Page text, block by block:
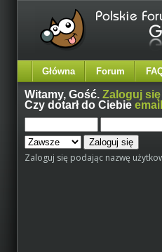
Główna Forum
Witamy, Gość. Zaloguj się
Czy dotarł do Ciebie
Zaloguj się podając nazwę